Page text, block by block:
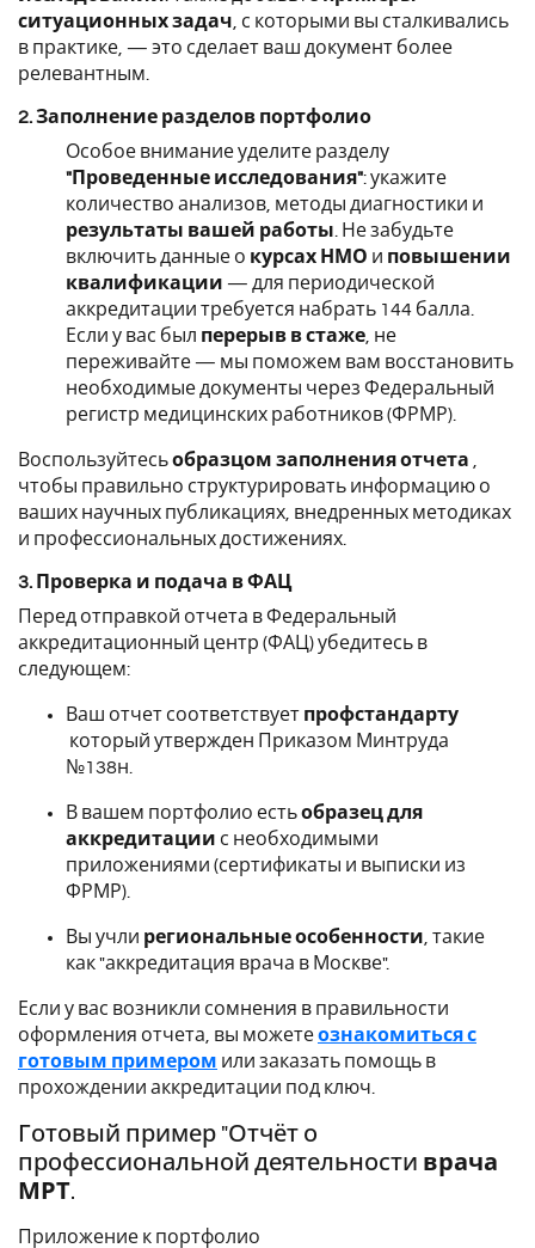
ситуационных задач , с которыми вы сталкивались
в практике, — это сделает ваш документ более
релевантным.
2. Заполнение разделов портфолио
Особое внимание уделите разделу
"Проведенные исследования": укажите
количество анализов, методы диагностики и
результаты вашей работы . Не забудьте
включить данные о курсах НМО и повышении
квалификации — для периодической
аккредитации требуется набрать 144 балла.
Если у вас был перерыв в стаже , не
переживайте — мы поможем вам восстановить
необходимые документы через Федеральный
регистр медицинских работников (ФРМР).
Воспользуйтесьобразцом заполнения отчета
чтобы правильно структурировать информацию о
ваших научных публикациях, внедренных методиках
и профессиональных достижениях.
3. Проверка и подача в ФАЦ
Перед отправкой отчета в Федеральный
аккредитационный центр (ФАЦ) убедитесь в
следующем:
Ваш отчет соответствует профстандарту
который утвержден Приказом Минтруда
№138н.
В вашем портфолио естьобразец для
аккредитации с необходимыми
приложениями (сертификаты и выписки из
ФРМР).
Вы учли региональные особенности , такие
как "аккредитация врача в Москве".
Если у вас возникли сомнения в правильности
оформления отчета, вы можетеознакомиться с
готовым примером или заказать помощь в
прохождении аккредитации под ключ.
Готовый пример "Отчёт о
профессиональной деятельности врача
МРТ.
Приложение к портфолио